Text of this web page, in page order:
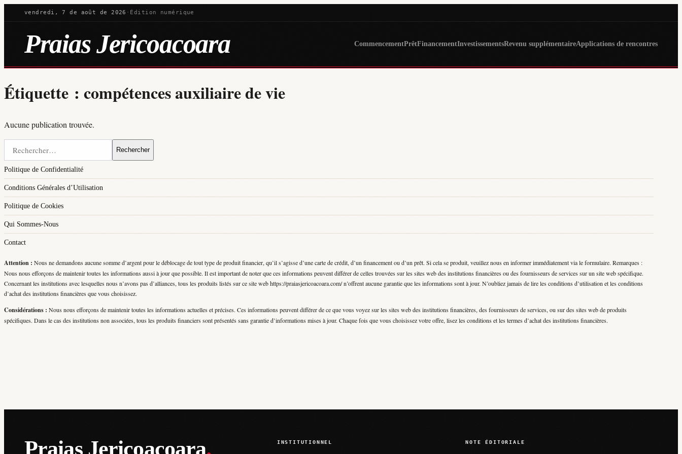
vendredi, 7 de août de 2026 · Édition numérique
Praias Jericoacoara CommencementPrêtFinancementInvestissementsRevenu supplémentaireApplications de rencontres
Étiquette : compétences auxiliaire de vie
Aucune publication trouvée.
Rechercher :
Politique de Confidentialité
Conditions Générales d’Utilisation
Politique de Cookies
Qui Sommes-Nous
Contact
Attention : Nous ne demandons aucune somme d’argent pour le déblocage de tout type de produit financier, qu’il s’agisse d’une carte de crédit, d’un financement ou d’un prêt. Si cela se produit, veuillez nous en informer immédiatement via le formulaire. Remarques :
Nous nous efforçons de maintenir toutes les informations aussi à jour que possible. Il est important de noter que ces informations peuvent différer de celles trouvées sur les sites web des institutions financières ou des fournisseurs de services sur un site web spécifique.
Concernant les institutions avec lesquelles nous n’avons pas d’alliances, tous les produits listés sur ce site web https://praiasjericoacoara.com/ n’offrent aucune garantie que les informations sont à jour. N’oubliez jamais de lire les conditions d’utilisation et les conditions
d’achat des institutions financières que vous choisissez.
Considérations : Nous nous efforçons de maintenir toutes les informations actuelles et précises. Ces informations peuvent différer de ce que vous voyez sur les sites web des institutions financières, des fournisseurs de services, ou sur des sites web de produits
spécifiques. Dans le cas des institutions non associées, tous les produits financiers sont présentés sans garantie d’informations mises à jour. Chaque fois que vous choisissez votre offre, lisez les conditions et les termes d’achat des institutions financières.
Praias Jericoacoara. INSTITUTIONNEL NOTE ÉDITORIALE